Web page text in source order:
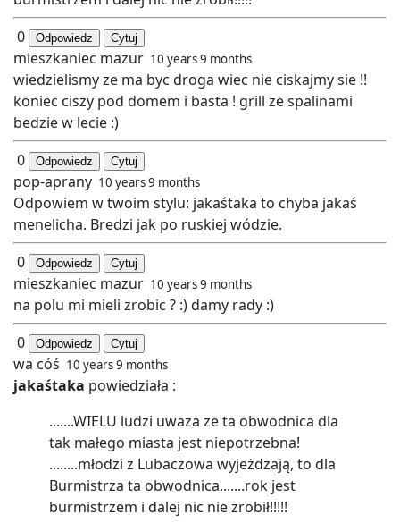
0
Odpowiedz Cytuj
mieszkaniec mazur 10 years 9 months
wiedzielismy ze ma byc droga wiec nie ciskajmy sie !!
koniec ciszy pod domem i basta ! grill ze spalinami
bedzie w lecie :)
0
Odpowiedz Cytuj
pop-aprany 10 years 9 months
Odpowiem w twoim stylu: jakaśtaka to chyba jakaś
menelicha. Bredzi jak po ruskiej wódzie.
0
Odpowiedz Cytuj
mieszkaniec mazur 10 years 9 months
na polu mi mieli zrobic ? :) damy rady :)
0
Odpowiedz Cytuj
wa cóś 10 years 9 months
jakaśtaka powiedziała :
.......WIELU ludzi uwaza ze ta obwodnica dla
tak małego miasta jest niepotrzebna!
........młodzi z Lubaczowa wyjeżdzają, to dla
Burmistrza ta obwodnica.......rok jest
burmistrzem i dalej nic nie zrobił!!!!!